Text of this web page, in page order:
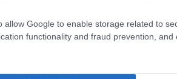
allow Google to enable storage related to
functionality and fraud prevention, and